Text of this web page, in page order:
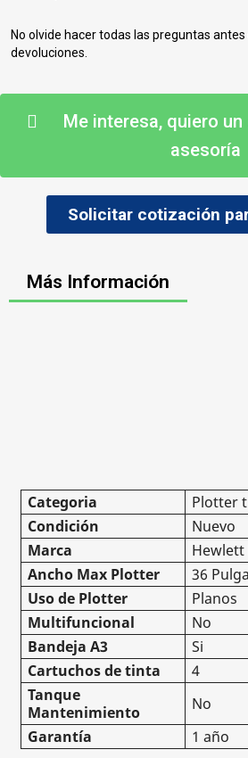
No olvide hacer todas las preguntas
devoluciones.
Me interesa, quiero
asesoría
Solicitar cotización
Más Información
Categoria
Plotter
Condición
Nuevo
Marca
Hewlett
Ancho Max Plotter
36
Uso de Plotter
Planos
Multifuncional
No
Bandeja A3
Si
Cartuchos de tinta
4
Tanque
Mantenimiento
No
Garantía
1 año